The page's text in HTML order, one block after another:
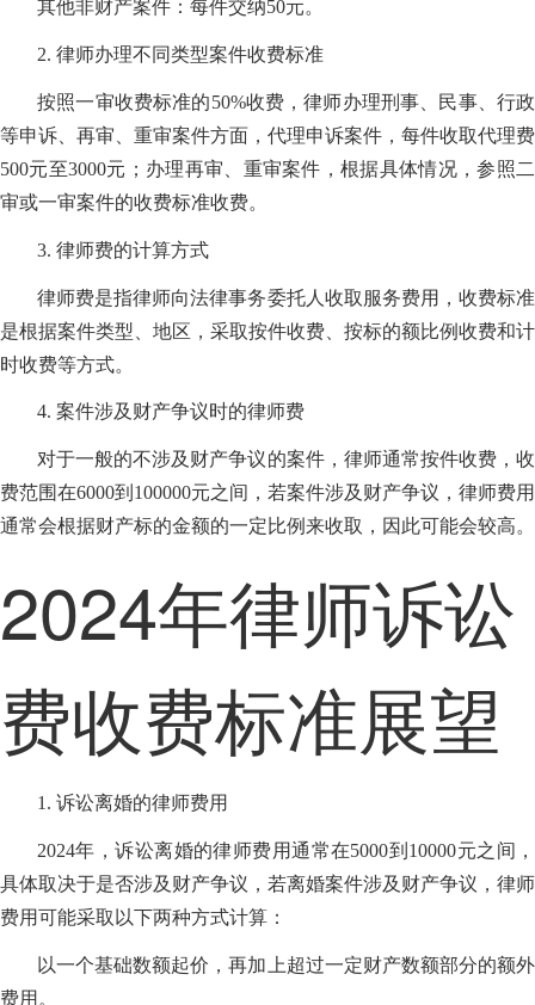
其他非财产案件：每件交纳50元。
2. 律师办理不同类型案件收费标准
按照一审收费标准的50%收费，律师办理刑事、民事、行政
等申诉、再审、重审案件方面，代理申诉案件，每件收取代理费
500元至3000元；办理再审、重审案件，根据具体情况，参照二
审或一审案件的收费标准收费。
3. 律师费的计算方式
律师费是指律师向法律事务委托人收取服务费用，收费标准
是根据案件类型、地区，采取按件收费、按标的额比例收费和计
时收费等方式。
4. 案件涉及财产争议时的律师费
对于一般的不涉及财产争议的案件，律师通常按件收费，收
费范围在6000到100000元之间，若案件涉及财产争议，律师费用
通常会根据财产标的金额的一定比例来收取，因此可能会较高。
2024年律师诉讼
费收费标准展望
1. 诉讼离婚的律师费用
2024年，诉讼离婚的律师费用通常在5000到10000元之间，
具体取决于是否涉及财产争议，若离婚案件涉及财产争议，律师
费用可能采取以下两种方式计算：
以一个基础数额起价，再加上超过一定财产数额部分的额外
费用。